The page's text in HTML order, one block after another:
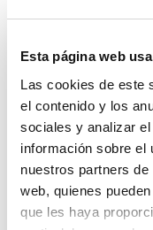
Esta página web
Las cookies de este
el contenido y los
sociales y analizar
información sobre el
nuestros partners
web, quienes
que les haya
CADETE
grupo B del
Cataluña,
Teo Pros y
«poco a poco» en
El seleccionador